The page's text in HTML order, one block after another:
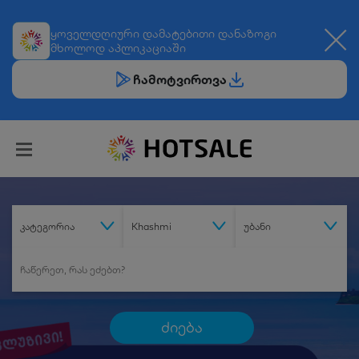
ყოველდღიური დამატებითი დანაზოგი
მხოლოდ აპლიკაციაში
ჩამოტვირთვა
კატეგორია Khashmi უბანი
ძიება